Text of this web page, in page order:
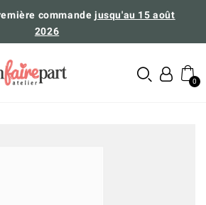
commandejusqu'au 15 août
2026